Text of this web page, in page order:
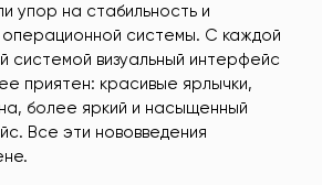
упор на стабильность и
системы. С каждой
системой визуальный интерфейс
приятен: красивые ярлычки,
более яркий и насыщенный
Все эти нововведения